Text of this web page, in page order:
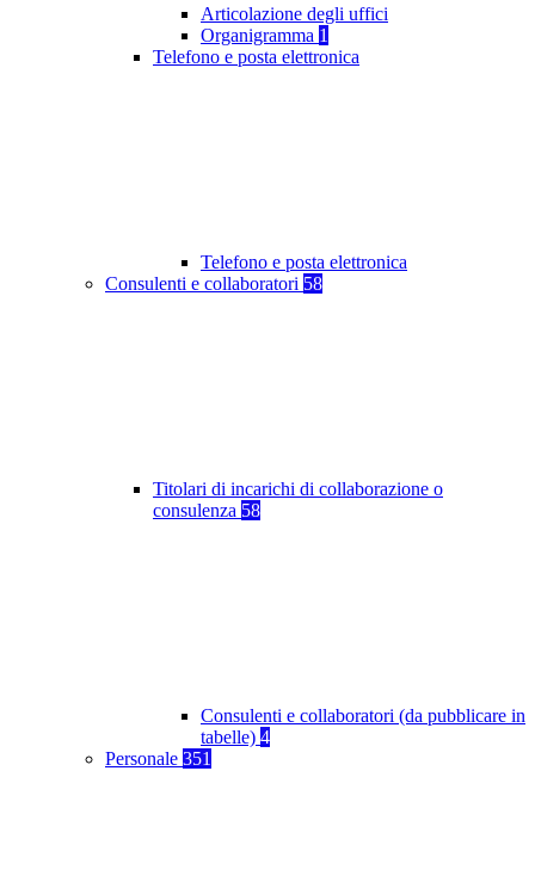
Articolazione degli uffici
Organigramma 1
Telefono e posta elettronica
Telefono e posta elettronica
Consulenti e collaboratori 58
Titolari di incarichi di collaborazione o
consulenza 58
Consulenti e collaboratori (da pubblicare in
tabelle) 4
Personale 351